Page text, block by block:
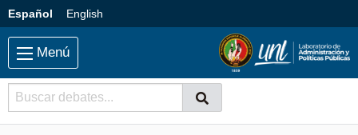
Saltar al contenido principal
Idioma:
Español English
Menú
Buscador
Buscar Buscar